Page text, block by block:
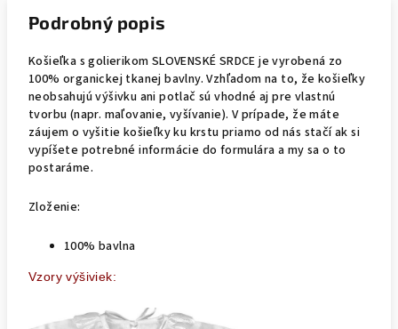
Podrobný popis
Košieľka s golierikom SLOVENSKÉ SRDCE je vyrobená zo
100% organickej tkanej bavlny. Vzhľadom na to, že košieľky
neobsahujú výšivku ani potlač sú vhodné aj pre vlastnú
tvorbu (napr. maľovanie, vyšívanie). V prípade, že máte
záujem o vyšitie košieľky ku krstu priamo od nás stačí ak si
vypíšete potrebné informácie do formulára a my sa o to
postaráme.
Zloženie:
100% bavlna
Vzory výšiviek: